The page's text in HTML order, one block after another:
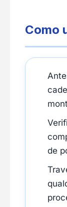
Como
de